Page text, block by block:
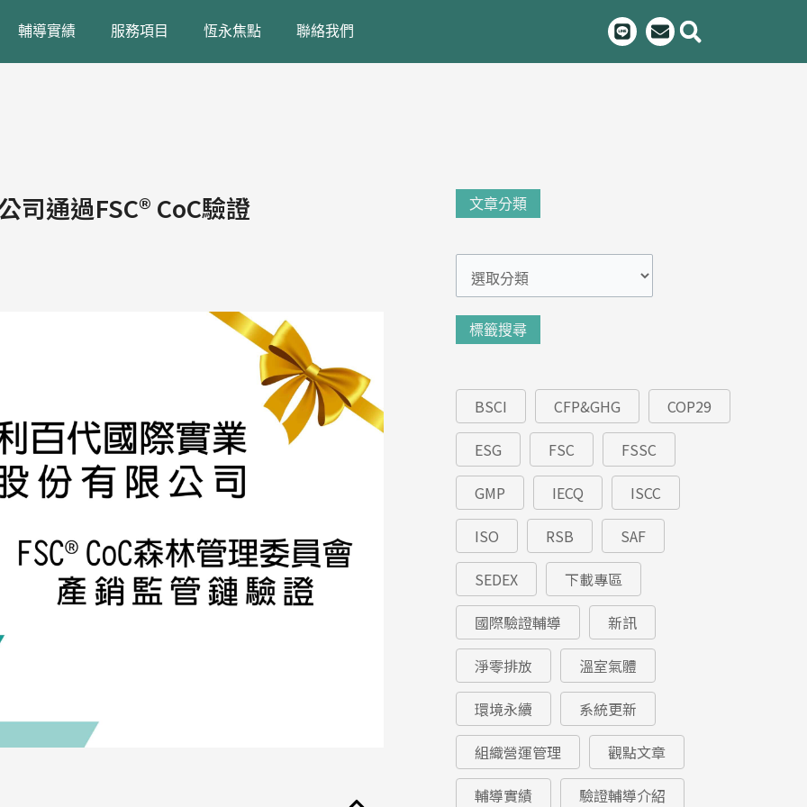
輔導實績 服務項目 恆永焦點 聯絡我們
L
i
n
E
n
v
司通過FSC® CoC驗證 文章分類
章
標籤搜尋
BSCI CFP&GHG
COP29
ESG
FSC
FSSC
GMP
IECQ
ISCC
ISO
RSB
SAF
SEDEX
下載專區
國際驗證輔導
新訊
淨零排放
溫室氣體
環境永續
系統更新
組織營運管理
觀點文章
輔導實績
驗證輔導介紹